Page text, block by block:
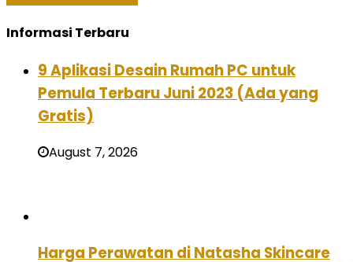
Informasi Terbaru
9 Aplikasi Desain Rumah PC untuk
Pemula Terbaru Juni 2023 (Ada yang
Gratis)
August 7, 2026
Harga Perawatan di Natasha Skincare